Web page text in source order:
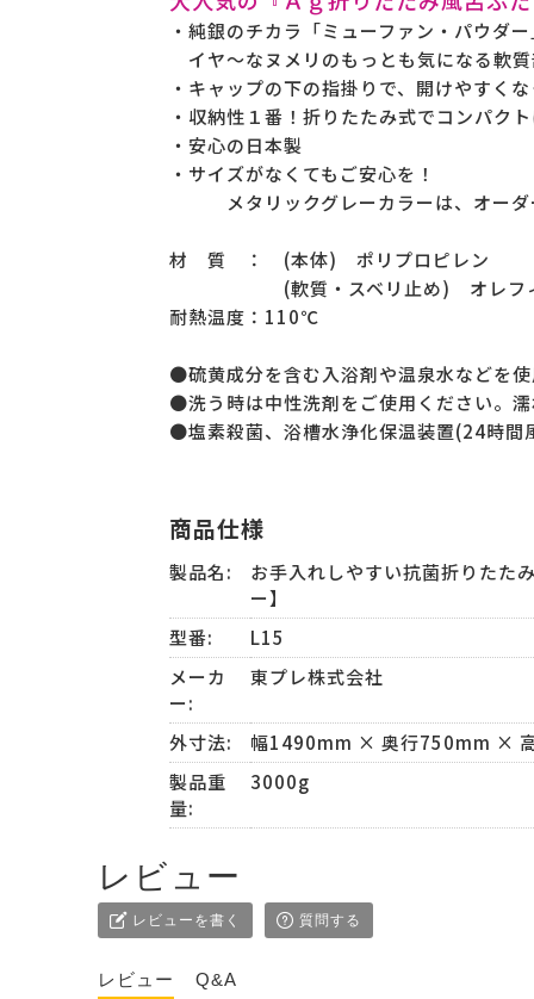
・純銀のチカラ「ミューファン・パウダ
イヤ～なヌメリのもっとも気になる軟
・キャップの下の指掛りで、開けやすくな
・収納性１番！折りたたみ式でコンパクト
・安心の日本製
・サイズがなくてもご安心を！
メタリックグレーカラーは、オーダー
材 質 ： (本体) ポリプロピレン
(軟質・スベリ止め) オレフィン
耐熱温度：110℃
●硫黄成分を含む入浴剤や温泉水などを
●洗う時は中性洗剤をご使用ください。
●塩素殺菌、浴槽水浄化保温装置(24時間
商品仕様
製品名:
お手入れしやすい抗菌折りた
ー】
型番:
L15
メーカ
ー:
東プレ株式会社
外寸法:
幅1490mm × 奥行750mm ×
製品重
量:
3000g
レビュー
レビューを書く 質問する
レビュー Q&A